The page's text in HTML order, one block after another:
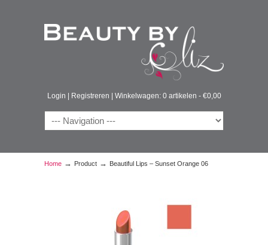
Login Registreren Winkelwagen: 0 artikelen - €0,00
Home → Product → Beautiful Lips – Sunset Orange 06